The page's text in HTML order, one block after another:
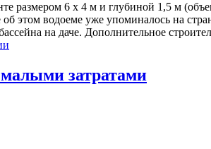
размером 6 х 4 м и глубиной 1,5 м
этом водоеме уже упоминалось на
на даче. Дополнительное
малыми затратами